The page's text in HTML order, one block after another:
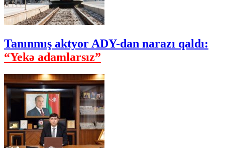
Tanınmış aktyor ADY-dan narazı qaldı:
“Yekə adamlarsız”